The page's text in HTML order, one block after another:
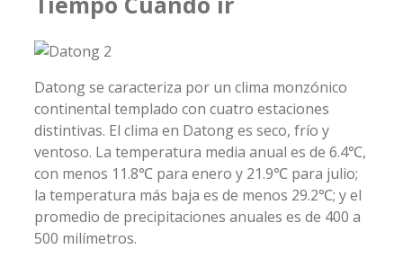
Datong se caracteriza por un clima monzónico
continental templado con cuatro estaciones
distintivas. El clima en Datong es seco, frío y
ventoso. La temperatura media anual es de 6.4℃,
con menos 11.8℃ para enero y 21.9℃ para julio;
la temperatura más baja es de menos 29.2℃; y el
promedio de precipitaciones anuales es de 400 a
500 milímetros.